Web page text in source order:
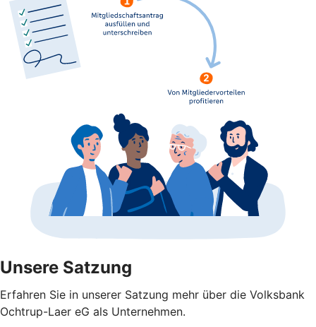
Unsere Satzung
Erfahren Sie in unserer Satzung mehr über die Volksbank
Ochtrup-Laer eG als Unternehmen.